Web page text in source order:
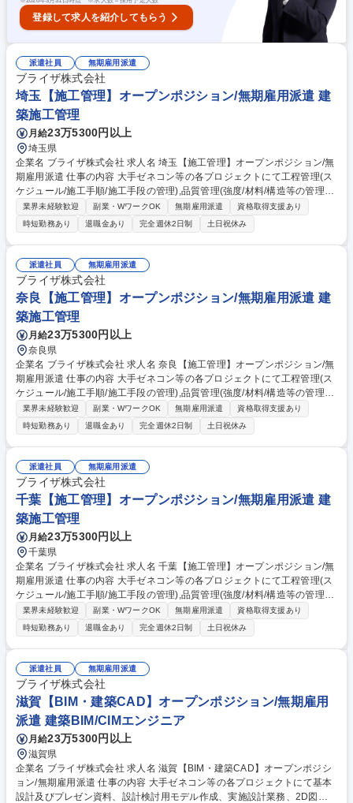
登録して求人を紹介してもらう
派遣社員 無期雇用派遣
ブライザ株式会社
埼玉【施工管理】オープンポジション/無期雇用派遣 建
築施工管理
月給23万5300円以上
埼玉県
企業名 ブライザ株式会社 求人名 埼玉【施工管理】オープンポジション/無
期雇用派遣 仕事の内容 大手ゼネコン等の各プロジェクトにて工程管理(ス
ケジュール/施工手順/施工手段の管理),品質管理(強度/材料/構造等の管理),
安全管理(災害防止,公害防止等の管理),各種検査対応,検査立会,竣工書類作
成等を担当。 [案件例]○建築物:オフィスビル,商業施設,病院,マンション,教
育施設(学校/図書館),公共施設(駅舎/官公庁施設/地方自治体),娯楽施設(ホテ
ル/式場),空港,工場 ○構造物:道路,橋梁,トンネル,河川,鉄道,上下水道,ダム ○
工程:工程管理,安全管理,建築費用算出/見積,調査業務,概略設計,予備設計,施
工計画書作成 [取引先例]竹中工務店社/鹿島建設社/大林組社/大成建設社/清
水建設社等 募集職種 埼玉【施工管理】オープンポジション/無期雇用派遣
業界未経験歓迎 副業・WワークOK 無期雇用派遣
資格取得支援あり
時短勤務あり
退職金あり 完全週休2日制 土日祝休み
派遣社員 無期雇用派遣
ブライザ株式会社
奈良【施工管理】オープンポジション/無期雇用派遣 建
築施工管理
月給23万5300円以上
奈良県
企業名 ブライザ株式会社 求人名 奈良【施工管理】オープンポジション/無
期雇用派遣 仕事の内容 大手ゼネコン等の各プロジェクトにて工程管理(ス
ケジュール/施工手順/施工手段の管理),品質管理(強度/材料/構造等の管理),
安全管理(災害防止,公害防止等の管理),各種検査対応,検査立会,竣工書類作
成等を担当。 [案件例]○建築物:オフィスビル,商業施設,病院,マンション,教
育施設(学校/図書館),公共施設(駅舎/官公庁施設/地方自治体),娯楽施設(ホテ
ル/式場),空港,工場 ○構造物:道路,橋梁,トンネル,河川,鉄道,上下水道,ダム ○
工程:工程管理,安全管理,建築費用算出/見積,調査業務,概略設計,予備設計,施
工計画書作成 [取引先例]竹中工務店社/鹿島建設社/大林組社/大成建設社/清
水建設社等 募集職種 奈良【施工管理】オープンポジション/無期雇用派遣
業界未経験歓迎 副業・WワークOK 無期雇用派遣
資格取得支援あり
時短勤務あり
退職金あり 完全週休2日制 土日祝休み
派遣社員 無期雇用派遣
ブライザ株式会社
千葉【施工管理】オープンポジション/無期雇用派遣 建
築施工管理
月給23万5300円以上
千葉県
企業名 ブライザ株式会社 求人名 千葉【施工管理】オープンポジション/無
期雇用派遣 仕事の内容 大手ゼネコン等の各プロジェクトにて工程管理(ス
ケジュール/施工手順/施工手段の管理),品質管理(強度/材料/構造等の管理),
安全管理(災害防止,公害防止等の管理),各種検査対応,検査立会,竣工書類作
成等を担当。 [案件例]○建築物:オフィスビル,商業施設,病院,マンション,教
育施設(学校/図書館),公共施設(駅舎/官公庁施設/地方自治体),娯楽施設(ホテ
ル/式場),空港,工場 ○構造物:道路,橋梁,トンネル,河川,鉄道,上下水道,ダム ○
工程:工程管理,安全管理,建築費用算出/見積,調査業務,概略設計,予備設計,施
工計画書作成 [取引先例]竹中工務店社/鹿島建設社/大林組社/大成建設社/清
水建設社等 募集職種 千葉【施工管理】オープンポジション/無期雇用派遣
業界未経験歓迎 副業・WワークOK 無期雇用派遣
資格取得支援あり
時短勤務あり
退職金あり 完全週休2日制 土日祝休み
派遣社員 無期雇用派遣
ブライザ株式会社
滋賀【BIM・建築CAD】オープンポジション/無期雇用
派遣 建築BIM/CIMエンジニア
月給23万5300円以上
滋賀県
企業名 ブライザ株式会社 求人名 滋賀【BIM・建築CAD】オープンポジシ
ョン/無期雇用派遣 仕事の内容 大手ゼネコン等の各プロジェクトにて基本
設計及びプレゼン資料、設計検討用モデル作成、実施設計業務、2D図面